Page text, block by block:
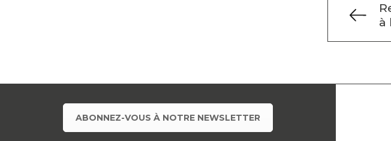
à
ABONNEZ-VOUS À NOTRE NEWSLETTER